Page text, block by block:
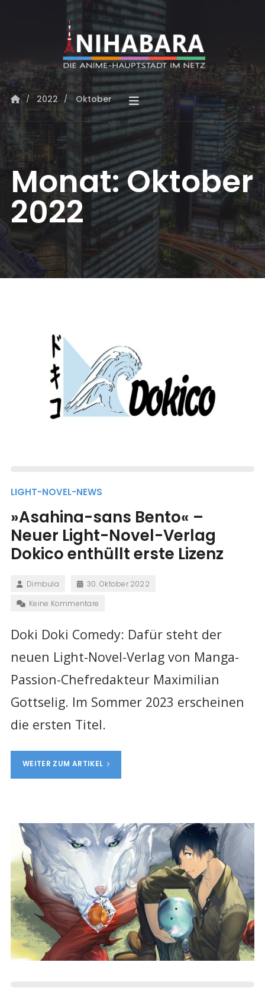
2022 Oktober
Monat:Oktober
2022
LIGHT-NOVEL-NEWS
»Asahina-sans Bento« –
Neuer Light-Novel-Verlag
Dokico enthüllt erste Lizenz
Dimbula
30. Oktober 2022
Keine Kommentare
Doki Doki Comedy: Dafür steht der
neuen Light-Novel-Verlag von Manga-
Passion-Chefredakteur Maximilian
Gottselig. Im Sommer 2023 erscheinen
die ersten Titel.
WEITER ZUM ARTIKEL